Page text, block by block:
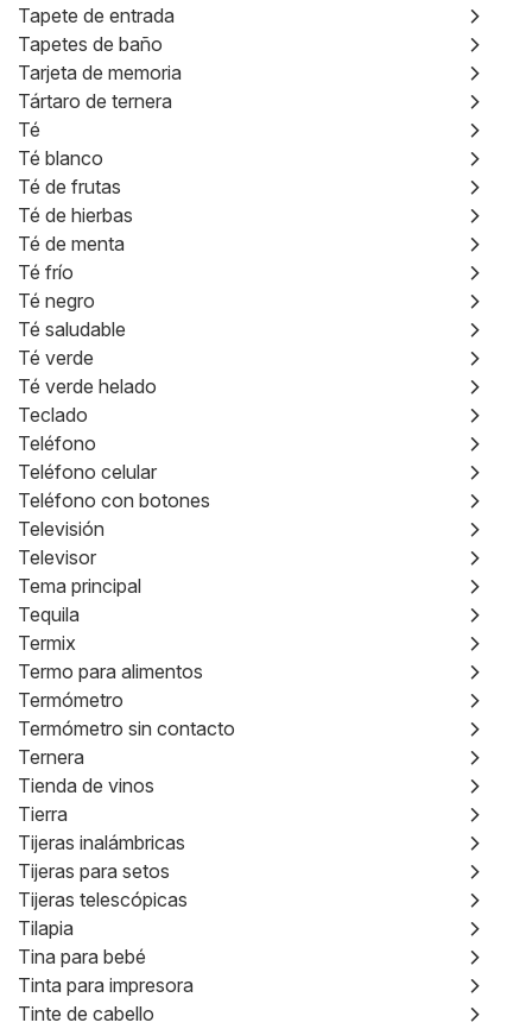
Tapete de entrada
Tapetes de baño
Tarjeta de memoria
Tártaro de ternera
Té
Té blanco
Té de frutas
Té de hierbas
Té de menta
Té frío
Té negro
Té saludable
Té verde
Té verde helado
Teclado
Teléfono
Teléfono celular
Teléfono con botones
Televisión
Televisor
Tema principal
Tequila
Termix
Termo para alimentos
Termómetro
Termómetro sin contacto
Ternera
Tienda de vinos
Tierra
Tijeras inalámbricas
Tijeras para setos
Tijeras telescópicas
Tilapia
Tina para bebé
Tinta para impresora
Tinte de cabello